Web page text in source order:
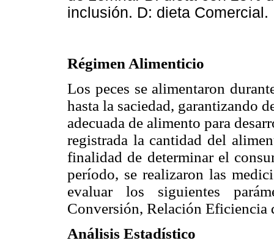
inclusión. D: dieta Comercial.
Régimen Alimenticio
Los peces se alimentaron
hasta la saciedad, garantizando
adecuada de alimento para
registrada la cantidad del
finalidad de determinar el
período, se realizaron las
evaluar los siguientes
Conversión, Relación Eficiencia
Análisis Estadístico